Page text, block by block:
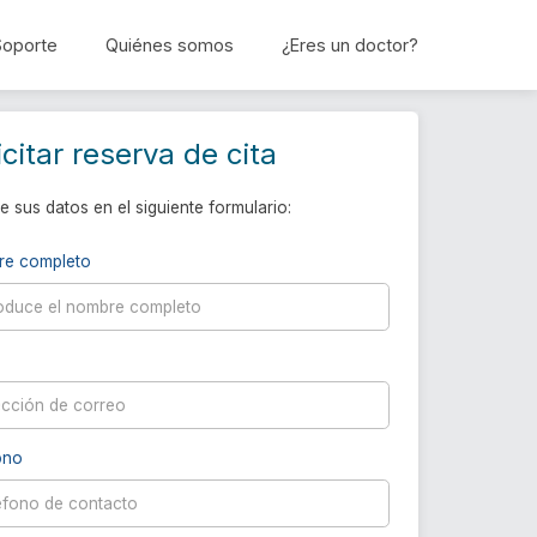
Quiénes somos ¿Eres un doctor?
Reservar cita
reserva de cita
sus datos en el siguiente formulario:
completo